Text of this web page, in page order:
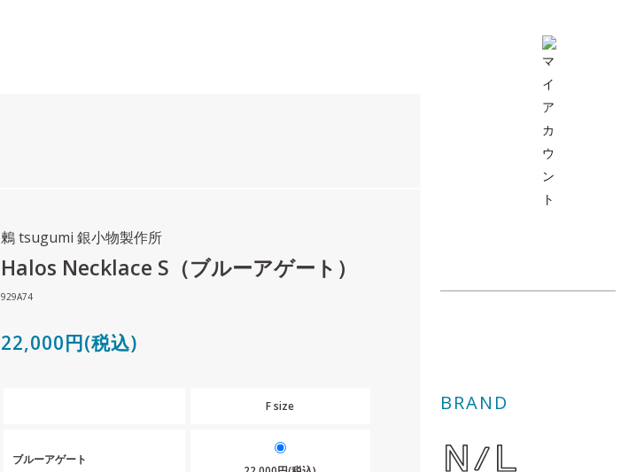
BRAND
鶫 tsugumi 銀小物製作所
Halos Necklace S（ブルーアゲート）
929A74
22,000円(税込)
F size
ブルーアゲート